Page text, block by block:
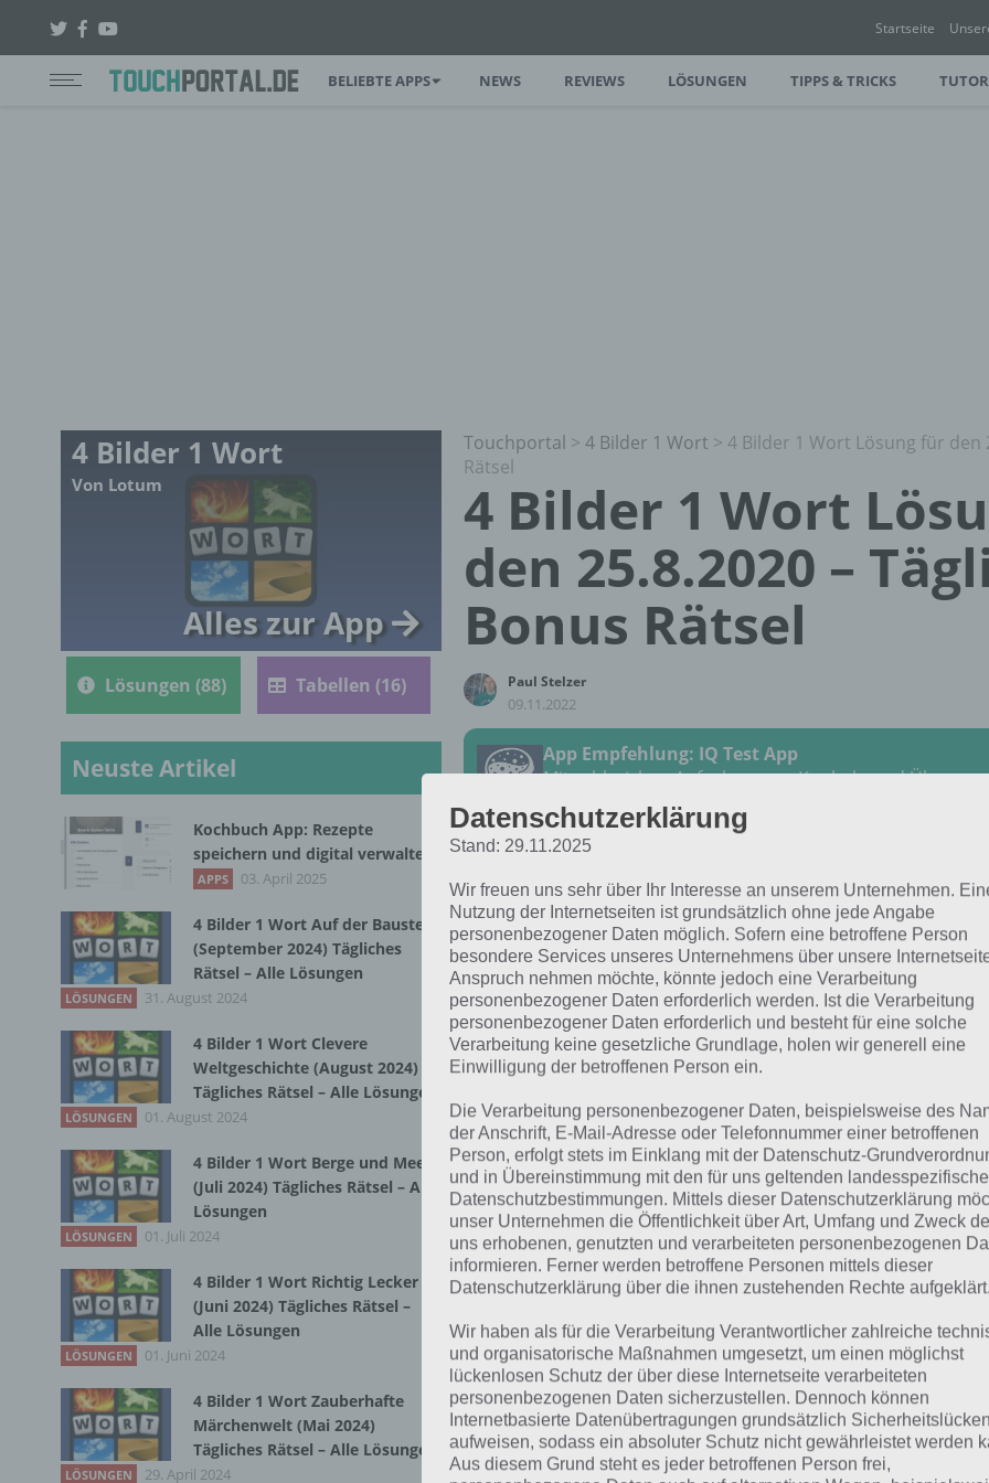
Startseite
BELIEBTE APPS NEWS REVIEWS LÖSUNGEN TIPPS & TRICKS
Touchportal > 4 Bilder 1 Wort > 4 Bilder 1 Wort Lösung für den
Rätsel
4 Bilder 1 Wort
den 25.8.2020 –
Bonus Rätsel
Paul Stelzer
09.11.2022
App Empfehlung: IQ Test App
Mit zahlreichen Aufgaben zum Knobeln und Üben
JETZT KOSTENLOS HERUNTERLADEN
Rätsel vom 25.8.2020
4 Bilder 1 Wort. Wenn du dort aktuell feststeckst, hier die
ERDWÄRME
Bei dieser Lösung handelt es sich um das tägliche Bonus
wir noch die Links beispielsweise zum täglichen Rätsel und
Tägliches Rätsel:Zur Lösung vom 25.8.2020
Rätsel aus dem Jahr 2019:Schau mal, was vor einem Jahr,
gesucht war
Zur Übersicht:4 Bilder 1 Wort Lösungen zu Island im August
4 Bilder 1 Wort
Von Lotum
Alles zur App
Lösungen (88) Tabellen (16)
Neuste Artikel
Kochbuch App: Rezepte
speichern und digital verwalten
APPS 03. April 2025
4 Bilder 1 Wort Auf der Baustelle
(September 2024) Tägliches
Rätsel – Alle Lösungen
LÖSUNGEN 31. August 2024
4 Bilder 1 Wort Clevere
Weltgeschichte (August 2024)
Tägliches Rätsel – Alle Lösungen
LÖSUNGEN 01. August 2024
4 Bilder 1 Wort Berge und Meer
(Juli 2024) Tägliches Rätsel – Alle
Lösungen
LÖSUNGEN 01. Juli 2024
4 Bilder 1 Wort Richtig Lecker
(Juni 2024) Tägliches Rätsel –
Alle Lösungen
LÖSUNGEN 01. Juni 2024
4 Bilder 1 Wort Zauberhafte
Märchenwelt (Mai 2024)
Tägliches Rätsel – Alle Lösungen
LÖSUNGEN 29. April 2024
Datenschutzerklärung
Stand: 29.11.2025
Wir freuen uns sehr über Ihr Interesse an unserem Unternehmen.
Nutzung der Internetseiten ist grundsätzlich ohne jede Angabe
personenbezogener Daten möglich. Sofern eine betroffene Person
besondere Services unseres Unternehmens über unsere
Anspruch nehmen möchte, könnte jedoch eine Verarbeitung
personenbezogener Daten erforderlich werden. Ist die Verarbeitung
personenbezogener Daten erforderlich und besteht für eine solche
Verarbeitung keine gesetzliche Grundlage, holen wir generell eine
Einwilligung der betroffenen Person ein.
Die Verarbeitung personenbezogener Daten, beispielsweise des
der Anschrift, E-Mail-Adresse oder Telefonnummer einer betroffenen
Person, erfolgt stets im Einklang mit der Datenschutz-
und in Übereinstimmung mit den für uns geltenden
Datenschutzbestimmungen. Mittels dieser Datenschutzerklärung
unser Unternehmen die Öffentlichkeit über Art, Umfang und Zweck
uns erhobenen, genutzten und verarbeiteten personenbezogenen
informieren. Ferner werden betroffene Personen mittels dieser
Datenschutzerklärung über die ihnen zustehenden Rechte aufgeklärt.
Wir haben als für die Verarbeitung Verantwortlicher zahlreiche
und organisatorische Maßnahmen umgesetzt, um einen möglichst
lückenlosen Schutz der über diese Internetseite verarbeiteten
personenbezogenen Daten sicherzustellen. Dennoch können
Internetbasierte Datenübertragungen grundsätzlich Sicherheitslücken
aufweisen, sodass ein absoluter Schutz nicht gewährleistet werden
Aus diesem Grund steht es jeder betroffenen Person frei,